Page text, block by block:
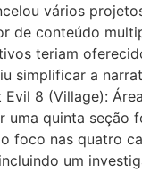
vários
de conteúdo
teriam
simplificar a
8 (Village):
uma quinta seção
foco nas quatro
um